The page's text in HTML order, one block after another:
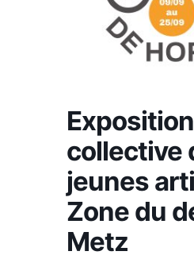
Exposition
collective
jeunes
Zone du
Metz